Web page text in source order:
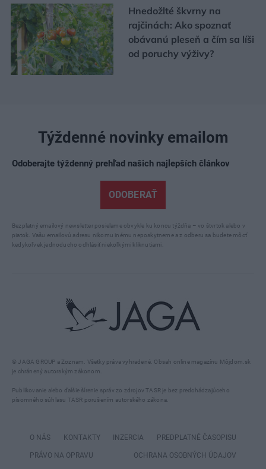
Hnedožlté škvrny na
rajčinách: Ako spoznať
obávanú pleseň a čím sa líši
od poruchy výživy?
© JAGA GROUP a Zoznam. Všetky práva vyhradené. Obsah online magazínu Môjdom.sk
je chránený autorským zákonom.
Publikovanie alebo ďalšie šírenie správ zo zdrojov TASR je bez predchádzajúceho
písomného súhlasu TASR porušením autorského zákona.
Týždenné novinky emailom
Odoberajte týždenný prehľad našich najlepších článkov
ODOBERAŤ
Bezplatný emailový newsletter posielame obvykle ku koncu týždňa – vo štvrtok alebo v
piatok. Vašu emailovú adresu nikomu inému neposkytneme a z odberu sa budete môcť
kedykoľvek jednoducho odhlásiť niekoľkými kliknutiami.
O NÁS KONTAKTY INZERCIA PREDPLATNÉ ČASOPISU
PRÁVO NA OPRAVU OCHRANA OSOBNÝCH ÚDAJOV